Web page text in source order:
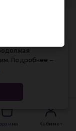
Кабинет
Подробнее –